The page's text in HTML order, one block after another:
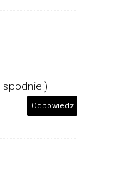
spodnie:)
Odpowiedz